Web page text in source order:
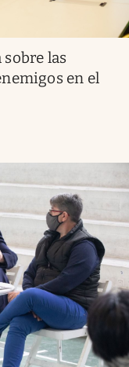
sobre las
en el